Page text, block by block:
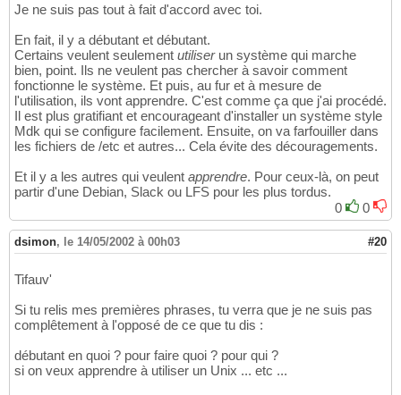
Je ne suis pas tout à fait d'accord avec toi.
En fait, il y a débutant et débutant.
Certains veulent seulement utiliserun système qui marche
bien, point. Ils ne veulent pas chercher à savoir comment
fonctionne le système. Et puis, au fur et à mesure de
l'utilisation, ils vont apprendre. C'est comme ça que j'ai procédé.
Il est plus gratifiant et encourageant d'installer un système style
Mdk qui se configure facilement. Ensuite, on va farfouiller dans
les fichiers de /etc et autres... Cela évite des découragements.
Et il y a les autres qui veulent apprendre. Pour ceux-là, on peut
partir d'une Debian, Slack ou LFS pour les plus tordus.
0
0
dsimon, le 14/05/2002 à 00h03 #20
Tifauv'
Si tu relis mes premières phrases, tu verra que je ne suis pas
complêtement à l'opposé de ce que tu dis :
débutant en quoi ? pour faire quoi ? pour qui ?
si on veux apprendre à utiliser un Unix ... etc ...